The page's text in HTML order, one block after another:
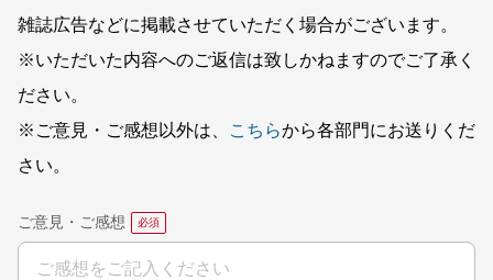
雑誌広告などに掲載させていただく場合がございます。
※いただいた内容へのご返信は致しかねますのでご了承く
ださい。
※ご意見・ご感想以外は、
こちらから各部門にお送りくだ
さい。
ご意見・ご感想